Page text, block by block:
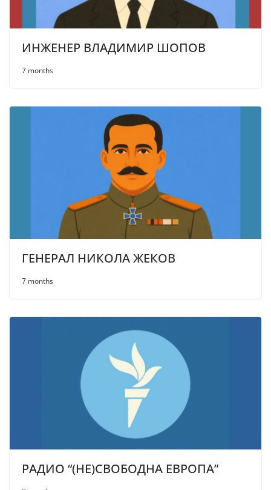
ИНЖЕНЕР ВЛАДИМИР ШОПОВ
7 months
ГЕНЕРАЛ НИКОЛА ЖЕКОВ
7 months
РАДИО “(НЕ)СВОБОДНА ЕВРОПА”